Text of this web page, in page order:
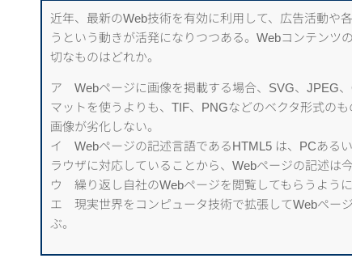
近年、最新のWeb技術を有効に利用して、広告活動や
うという動きが活発になりつつある。Webコンテンツ
切なものはどれか。
ア Webページに画像を掲載する場合、SVG、JPEG
マットを使うよりも、TIF、PNGなどのベクタ形式の
画像が劣化しない。
イ Webページの記述言語であるHTML5 は、PCある
ラウザに対応していることから、Webページの記述は
ウ 繰り返し自社のWebページを閲覧してもらうよう
エ 現実世界をコンピュータ技術で拡張してWebペー
ぶ。